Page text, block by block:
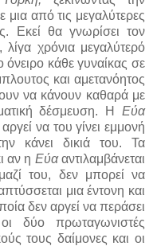
μια από τις μεγαλύτερες
Εκεί θα γνωρίσει τον
χρόνια μεγαλύτερό
όνειρο κάθε γυναίκας σε
και αμετανόητος
να κάνουν καθαρά με
δέσμευση. Η Εύα
να του γίνει εμμονή
κάνει δικιά του. Τα
αν η Εύααντιλαμβάνεται
του, δεν μπορεί να
μια έντονη και
δεν αργεί να περάσει
δύο πρωταγωνιστές
τους δαίμονες και οι